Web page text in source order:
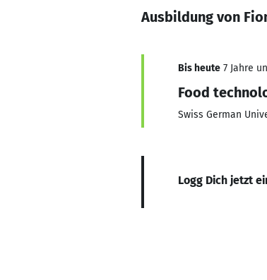
Ausbildung von
Bis heute 7 Jahre
Food
Swiss German
Logg Dich jetzt